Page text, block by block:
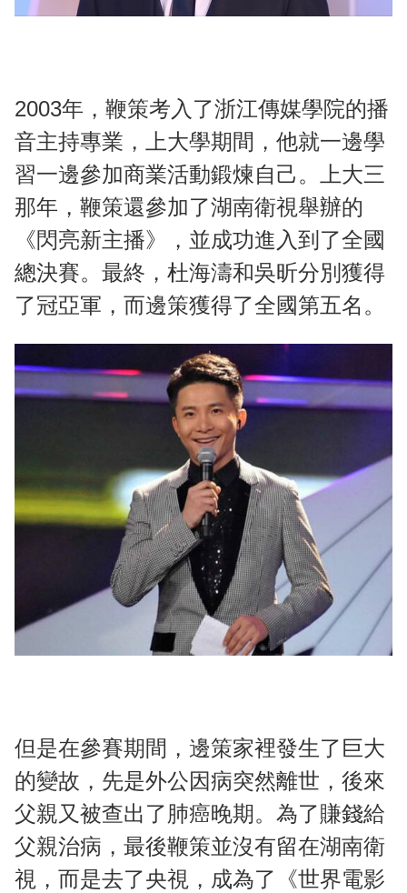
2003年，鞭策考入了浙江傳媒學院的播
音主持專業，上大學期間，他就一邊學
習一邊參加商業活動鍛煉自己。上大三
那年，鞭策還參加了湖南衛視舉辦的
《閃亮新主播》，並成功進入到了全國
總決賽。最終，杜海濤和吳昕分別獲得
了冠亞軍，而邊策獲得了全國第五名。
但是在參賽期間，邊策家裡發生了巨大
的變故，先是外公因病突然離世，後來
父親又被查出了肺癌晚期。為了賺錢給
父親治病，最後鞭策並沒有留在湖南衛
視，而是去了央視，成為了《世界電影